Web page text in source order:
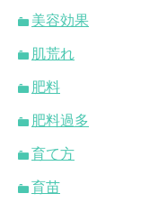
美容効果
肌荒れ
肥料
肥料過多
育て方
育苗